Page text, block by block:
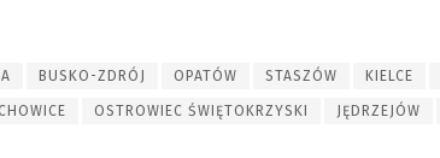
BUSKO-ZDRÓJ OPATÓW STASZÓW KIELCE
OSTROWIEC ŚWIĘTOKRZYSKI JĘDRZEJÓW